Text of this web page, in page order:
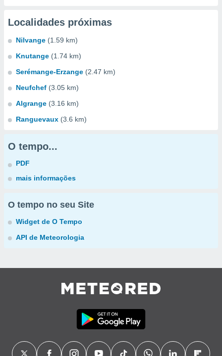
Localidades próximas
Nilvange (1.59 km)
Knutange (1.74 km)
Serémange-Erzange (2.47 km)
Neufchef (3.05 km)
Algrange (3.16 km)
Ranguevaux (3.6 km)
O tempo...
PDF
mais informações
O tempo no seu Site
Widget de O Tempo
API de Meteorologia